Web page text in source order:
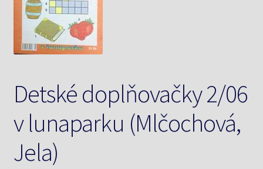
Knižný klub
Kontakt
Detské doplňovačky 2/06
v lunaparku (Mlčochová,
Jela)